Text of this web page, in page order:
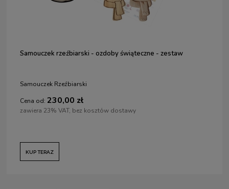
Samouczek rzeźbiarski - ozdoby świąteczne - zestaw
Samouczek Rzeźbiarski
Cena od: 230,00 zł
zawiera 23% VAT, bez kosztów dostawy
KUP TERAZ